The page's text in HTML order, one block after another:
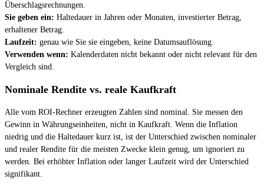
Überschlagsrechnungen.
Sie geben ein: Haltedauer in Jahren oder Monaten, investierter Betrag,
erhaltener Betrag.
Laufzeit: genau wie Sie sie eingeben, keine Datumsauflösung.
Verwenden wenn: Kalenderdaten nicht bekannt oder nicht relevant für den
Vergleich sind.
Nominale Rendite vs. reale Kaufkraft
Alle vom ROI-Rechner erzeugten Zahlen sind nominal. Sie messen den
Gewinn in Währungseinheiten, nicht in Kaufkraft. Wenn die Inflation
niedrig und die Haltedauer kurz ist, ist der Unterschied zwischen nominaler
und realer Rendite für die meisten Zwecke klein genug, um ignoriert zu
werden. Bei erhöhter Inflation oder langer Laufzeit wird der Unterschied
signifikant.